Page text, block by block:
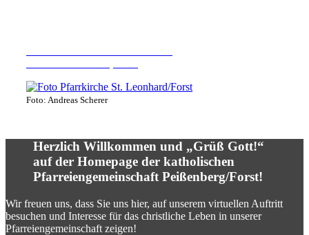
Foto: Andreas Scherer
Herzlich Willkommen und „Grüß Gott!“
auf der Homepage der katholischen
Pfarreiengemeinschaft Peißenberg/Forst!
Wir freuen uns, dass Sie uns hier, auf unserem virtuellen Auftritt
besuchen und Interesse für das christliche Leben in unserer
Pfarreiengemeinschaft zeigen!